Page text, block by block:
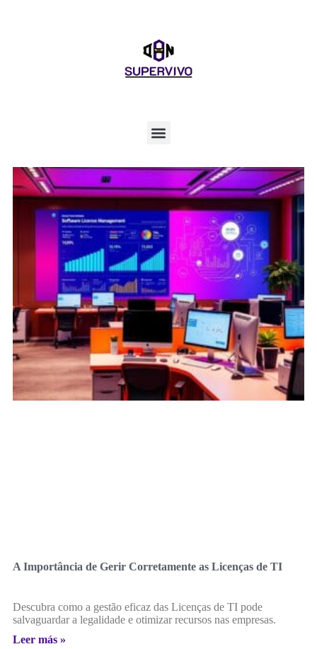
A Importância de Gerir Corretamente as Licenças de TI
Descubra como a gestão eficaz das Licenças de TI pode
salvaguardar a legalidade e otimizar recursos nas empresas.
Leer más »